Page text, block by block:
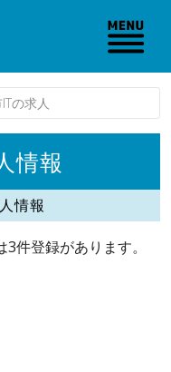
の求人
情報
情報
件登録があります。